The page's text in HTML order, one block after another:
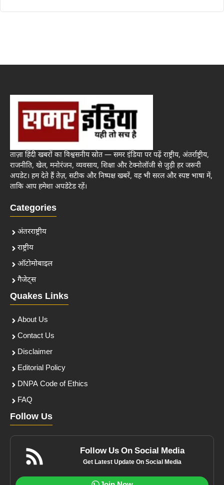
ताज़ा हिंदी खबरों का विश्वसनीय स्रोत — समर इंडिया पर पढ़ें राष्ट्रीय, अंतर्राष्ट्रीय,
राजनीति, खेल, मनोरंजन, व्यवसाय, शिक्षा और टेक्नोलॉजी से जुड़ी हर जरूरी
अपडेट। हम देते हैं तेज़, सटीक और निष्पक्ष खबरें, वह भी सरल और स्पष्ट भाषा में,
ताकि आप हमेशा अपडेटेड रहें।
Categories
अंतरराष्ट्रीय
राष्ट्रीय
ऑटोमोबाइल
गैजेट्स
Quakes Links
About Us
Contact Us
Disclaimer
Editorial Policy
DNPA Code of Ethics
FAQ
Follow Us
Follow Us On Social Media
Get Latest Update On Social Media